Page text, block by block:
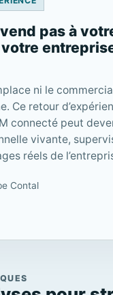
pas à
ni le
Ce retour
connecté peut
vivante,
réels de
Contal